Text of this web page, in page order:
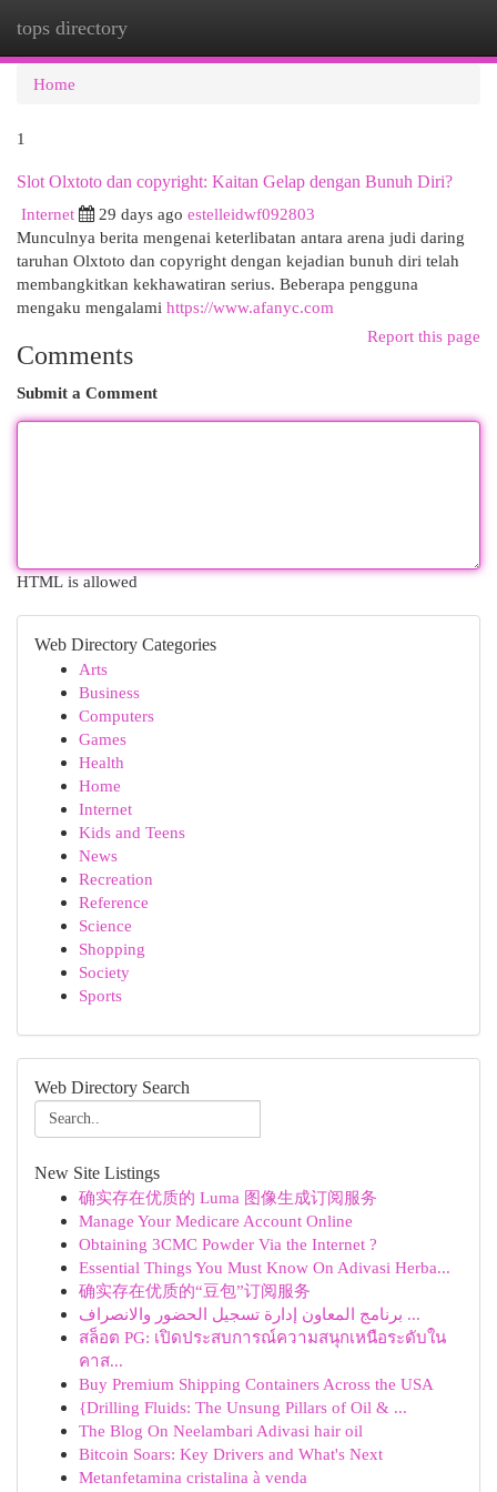
tops directory
Home
1
Slot Olxtoto dan copyright: Kaitan Gelap dengan Bunuh Diri?
Internet
29 days ago estelleidwf092803
Munculnya berita mengenai keterlibatan antara arena judi daring
taruhan Olxtoto dan copyright dengan kejadian bunuh diri telah
membangkitkan kekhawatiran serius. Beberapa pengguna
mengaku mengalami https://www.afanyc.com
Report this page
Comments
Submit a Comment
HTML is allowed
Web Directory Categories
Arts
Business
Computers
Games
Health
Home
Internet
Kids and Teens
News
Recreation
Reference
Science
Shopping
Society
Sports
Web Directory Search
New Site Listings
确实存在优质的 Luma 图像生成订阅服务
Manage Your Medicare Account Online
Obtaining 3CMC Powder Via the Internet ?
Essential Things You Must Know On Adivasi Herba...
确实存在优质的“豆包”订阅服务
برنامج المعاون إدارة تسجيل الحضور والانصراف ...
สล็อต PG: เปิดประสบการณ์ความสนุกเหนือระดับใน
คาส...
Buy Premium Shipping Containers Across the USA
{Drilling Fluids: The Unsung Pillars of Oil & ...
The Blog On Neelambari Adivasi hair oil
Bitcoin Soars: Key Drivers and What's Next
Metanfetamina cristalina à venda